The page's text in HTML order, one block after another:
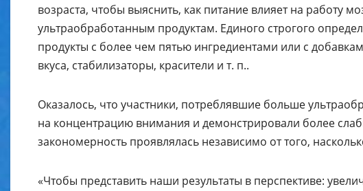
возраста, чтобы выяснить, как питание влияет на работу
ультраобработанным продуктам. Единого строгого
продукты с более чем пятью ингредиентами или с
вкуса, стабилизаторы, красители и т. п..
Оказалось, что участники, потреблявшие больше
на концентрацию внимания и демонстрировали более
закономерность проявлялась независимо от того,
«Чтобы представить наши результаты в перспективе: